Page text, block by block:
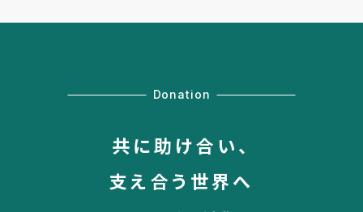
Donation
共に助け合い、
支え合う世界へ